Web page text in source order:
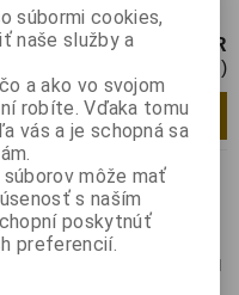
3 EUR
2,44 EUR (Cena bez DPH)
Pridať do košíka
AF
číslo:015993 Výrobca:
24
súbormi cookies,
naše služby a
a ako vo svojom
robíte. Vďaka tomu
vás a je schopná sa
môže mať
s naším
poskytnúť
preferencií.